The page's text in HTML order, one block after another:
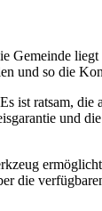
Gemeinde
und so die
ist ratsam,
und
die